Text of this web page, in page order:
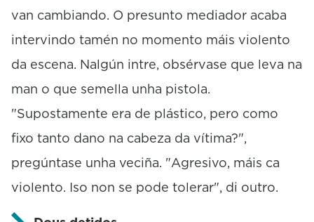
van cambiando. O presunto mediador acaba
intervindo tamén no momento máis violento
da escena. Nalgún intre, obsérvase que leva na
man o que semella unha pistola.
"Supostamente era de plástico, pero como
fixo tanto dano na cabeza da vítima?",
pregúntase unha veciña. "Agresivo, máis ca
violento. Iso non se pode tolerar", di outro.